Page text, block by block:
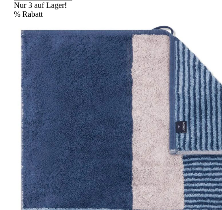
Nur 3 auf Lager!
% Rabatt